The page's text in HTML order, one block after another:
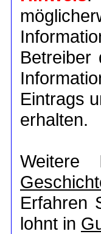
Eintrags
erhalten.
Weitere
Erfahren
lohnt in